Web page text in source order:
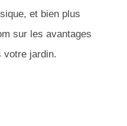
et bien plus
sur les avantages
votre jardin.